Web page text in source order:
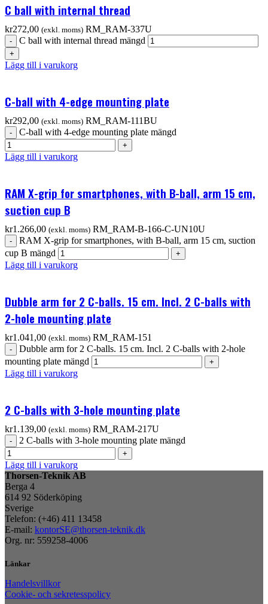
C ball with internal thread
kr272,00 (exkl. moms) RM_RAM-337U
C ball with internal thread mängd
Lägg till i varukorg
C-ball with 4-edge mounting plate
kr292,00 (exkl. moms) RM_RAM-111BU
C-ball with 4-edge mounting plate mängd
Lägg till i varukorg
RAM X-grip for smartphones, with B-ball, arm 15 cm,
suction cup B
kr1.266,00 (exkl. moms) RM_RAM-B-166-C-UN10U
RAM X-grip for smartphones, with B-ball, arm 15 cm, suction
cup B mängd
Lägg till i varukorg
Dubble arm for 2 C-balls. 15 cm. Incl. 2 C-balls with
2-hole mounting plate
kr1.041,00 (exkl. moms) RM_RAM-151
Dubble arm for 2 C-balls. 15 cm. Incl. 2 C-balls with 2-hole
mounting plate mängd
Lägg till i varukorg
2 C-balls with 3-hole mounting plate
kr1.139,00 (exkl. moms) RM_RAM-217U
2 C-balls with 3-hole mounting plate mängd
Lägg till i varukorg
Thorsen-Teknik AB
Berga 4
614 92 Söderköping
Sverige
Telefon: (+46) 411 13458
E-mail: kontorSE@thorsen-teknik.dk
Org. nr: 559258-4006
Länkar
Handelsvillkor
Cookie- och sekretesspolicy